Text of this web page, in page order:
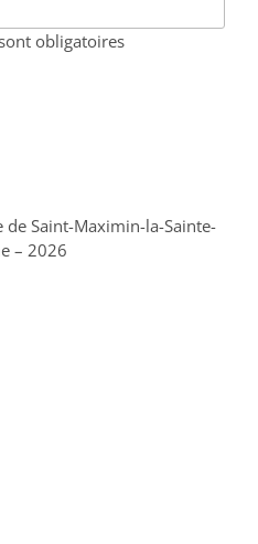
obligatoires
Saint-Maximin-la-Sainte-
– 2026